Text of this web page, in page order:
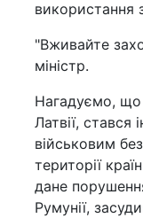
використання
"Вживайте
міністр.
Нагадуємо, що
Латвії, стався
військовим
території
дане
Румунії,